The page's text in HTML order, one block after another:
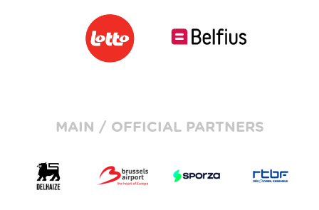
MAIN / OFFICIAL PARTNERS